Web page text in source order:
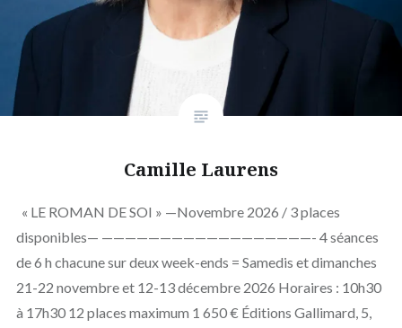
Camille Laurens
« LE ROMAN DE SOI » —Novembre 2026 / 3 places
disponibles— ——————————————————- 4 séances
de 6 h chacune sur deux week-ends = Samedis et dimanches
21-22 novembre et 12-13 décembre 2026 Horaires : 10h30
à 17h30 12 places maximum 1 650 € Éditions Gallimard, 5,